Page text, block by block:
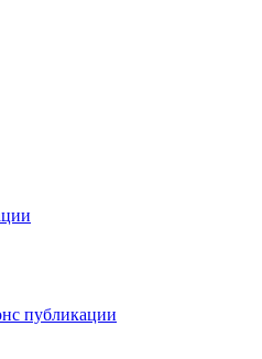
публикации